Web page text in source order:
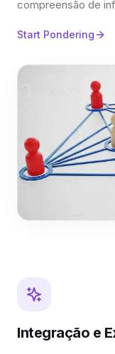
compreensão de
Start Pondering
Integração e